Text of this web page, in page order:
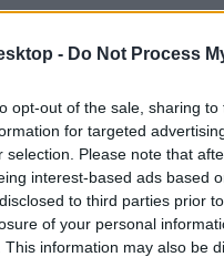
- Do Not Process
opt-out of the sale, sharing
for targeted
selection. Please note that
interest-based ads based
to third parties prior
of your personal
This information may also be